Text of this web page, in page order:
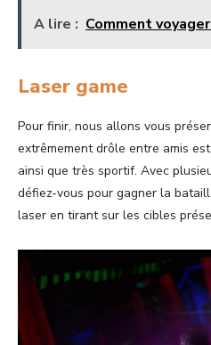
A lire : Comment
Laser game
Pour finir, nous allons vous
extrêmement drôle entre amis
ainsi que très sportif. Avec
défiez-vous pour gagner la
laser en tirant sur les cibles